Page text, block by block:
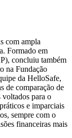
com ampla
Formado em
concluiu também
na Fundação
da HelloSafe,
de comparação de
para o
e imparciais
sempre com o
financeiras mais